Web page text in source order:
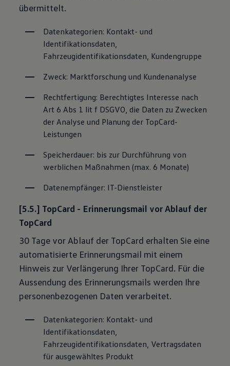
übermittelt.
Datenkategorien: Kontakt- und
Identifikationsdaten,
Fahrzeugidentifikationsdaten, Kundengruppe
Zweck: Marktforschung und Kundenanalyse
Rechtfertigung: Berechtigtes Interesse nach
Art 6 Abs 1 lit f DSGVO, die Daten zu Zwecken
der Analyse und Planung der TopCard-
Leistungen
Speicherdauer: bis zur Durchführung von
werblichen Maßnahmen (max. 6 Monate)
Datenempfänger: IT-Dienstleister
[5.5.] TopCard - Erinnerungsmail vor Ablauf der
TopCard
30 Tage vor Ablauf der TopCard erhalten Sie eine
automatisierte Erinnerungsmail mit einem
Hinweis zur Verlängerung Ihrer TopCard. Für die
Aussendung des Erinnerungsmails werden Ihre
personenbezogenen Daten verarbeitet.
Datenkategorien: Kontakt- und
Identifikationsdaten,
Fahrzeugidentifikationsdaten, Vertragsdaten
für ausgewähltes Produkt